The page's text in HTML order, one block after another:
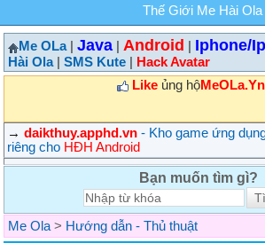
Thế Giới Me Hài Ola
Me OLa| Java Android Iphone/
Hài Ola| SMS Kute
Hack Avatar
Likeủng hộ
→ daikthuy.apphd.vn - Kho game ứng
riêng cho HĐH Android
Bạn muốn tìm gì?
Me Ola > Hướng dẫn - Thủ thuật